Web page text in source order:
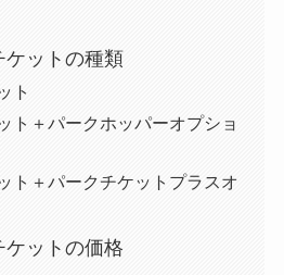
ケットの種類
ト
ト＋パークホッパーオプショ
ト＋パークチケットプラスオ
ケットの価格